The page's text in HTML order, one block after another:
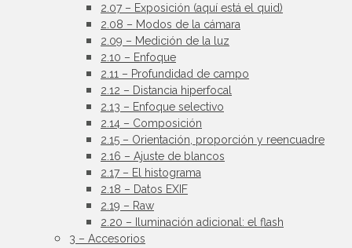
2.07 – Exposición (aquí está el quid)
2.08 – Modos de la cámara
2.09 – Medición de la luz
2.10 – Enfoque
2.11 – Profundidad de campo
2.12 – Distancia hiperfocal
2.13 – Enfoque selectivo
2.14 – Composición
2.15 – Orientación, proporción y reencuadre
2.16 – Ajuste de blancos
2.17 – El histograma
2.18 – Datos EXIF
2.19 – Raw
2.20 – Iluminación adicional: el flash
3 – Accesorios